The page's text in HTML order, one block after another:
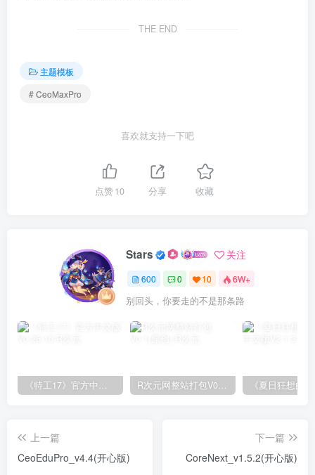
THE END
主题模板
# CeoMaxPro
喜欢就支持一下吧
点赞10 分享 收藏
Stars 关注
600 0 10 6W+
别回头，你要走的不是那条路
上一篇
CeoEduPro_v4.4(开心版)
下一篇
CoreNext_v1.5.2(开心版)